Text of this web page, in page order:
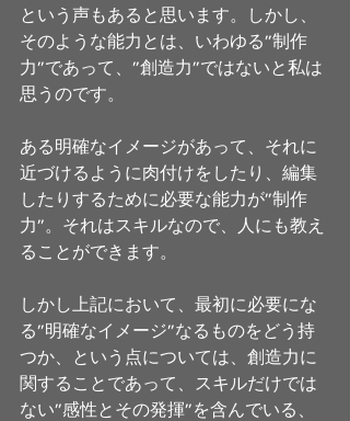
という声もあると思います。しかし、
そのような能力とは、いわゆる”制作
力”であって、”創造力”ではないと私は
思うのです。
ある明確なイメージがあって、それに
近づけるように肉付けをしたり、編集
したりするために必要な能力が”制作
力”。それはスキルなので、人にも教え
ることができます。
しかし上記において、最初に必要にな
る”明確なイメージ”なるものをどう持
つか、という点については、創造力に
関することであって、スキルだけでは
ない”感性とその発揮”を含んでいる、